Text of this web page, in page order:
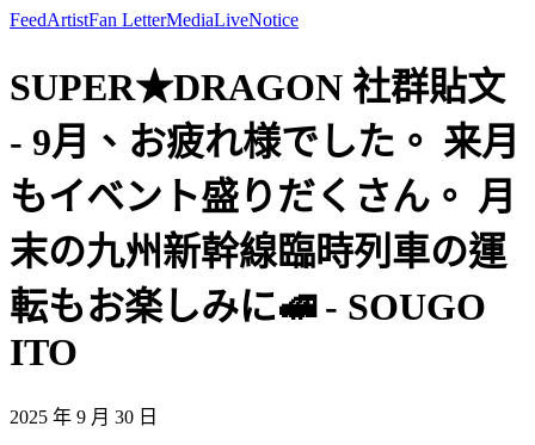
FeedArtistFan LetterMediaLiveNotice
SUPER★DRAGON 社群貼文
- 9月、お疲れ様でした。 来月
もイベント盛りだくさん。 月
末の九州新幹線臨時列車の運
転もお楽しみに🚅 - SOUGO
ITO
2025 年 9 月 30 日